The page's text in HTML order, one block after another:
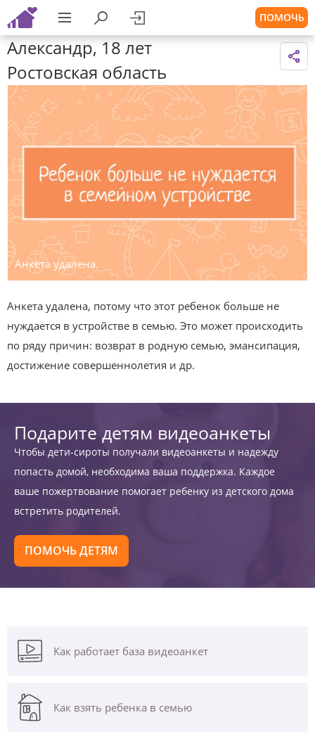
ПОМОЧЬ
Александр, 18 лет
Ростовская область
Анкета удалена.
Анкета удалена, потому что этот ребенок больше не
нуждается в устройстве в семью. Это может происходить
по ряду причин: возврат в родную семью, эмансипация,
достижение совершеннолетия и др.
Подарите детям видеоанкеты
Чтобы дети-сироты получали видеоанкеты и надежду
попасть домой, необходима ваша поддержка. Каждое
ваше пожертвование помогает ребенку из детского дома
встретить родителей.
ПОМОЧЬ ДЕТЯМ
Как работает база видеоанкет
Как взять ребенка в семью